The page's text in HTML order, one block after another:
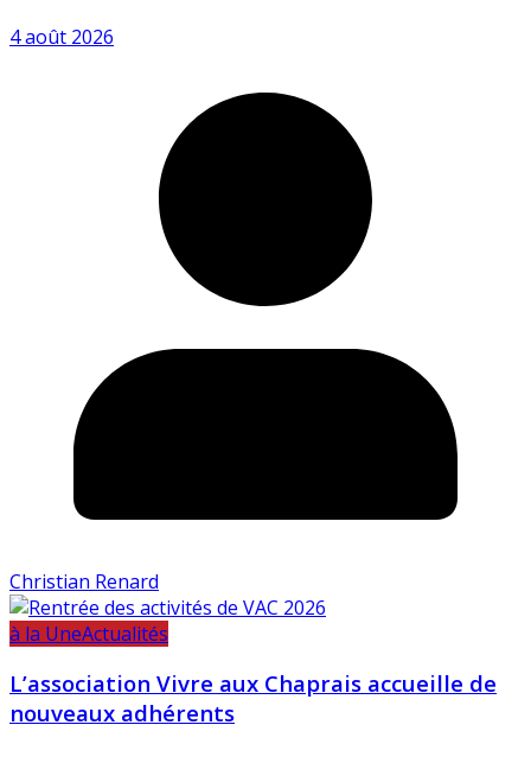
4 août 2026
Christian Renard
à la UneActualités
L’association Vivre aux Chaprais accueille de
nouveaux adhérents